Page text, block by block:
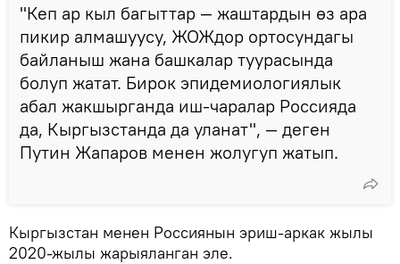
"Кеп ар кыл багыттар — жаштардын өз ара
пикир алмашуусу, ЖОЖдор ортосундагы
байланыш жана башкалар туурасында
болуп жатат. Бирок эпидемиологиялык
абал жакшырганда иш-чаралар Россияда
да, Кыргызстанда да уланат", — деген
Путин Жапаров менен жолугуп жатып.
Кыргызстан менен Россиянын эриш-аркак жылы
2020-жылы жарыяланган эле.